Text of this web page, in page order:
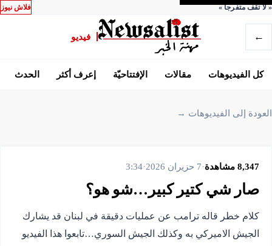
«لا تقف متفرجاً» فلاش نيوز
← فيديو
كل الفيديوهات مقالات الإفتتاحيّة إعرف أكثر الحدث
العودة إلى الفيديوهات →
8,347 مشاهدة·7 حزيران 2026 ·
3:34
صار شي كتير كبير…شو هو؟
كلام خطر قاله ترامب عن عمليات دقيقة في لبنان قد يشارك
الجيش الاميركي به وكذلك الجيش السوري…تابعوا هذا الفيديو